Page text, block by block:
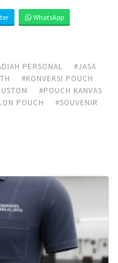
WhatsApp
PERSONAL
#JASA
#KONVEKSI POUCH
#POUCH KANVAS
POUCH
#SOUVENIR